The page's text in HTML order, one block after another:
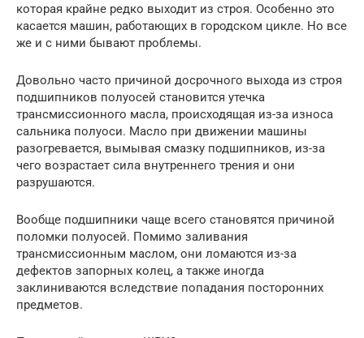
которая крайне редко выходит из строя. Особенно это
касается машин, работающих в городском цикле. Но все
же и с ними бывают проблемы.
Довольно часто причиной досрочного выхода из строя
подшипников полуосей становится утечка
трансмиссионного масла, происходящая из-за износа
сальника полуоси. Масло при движении машины
разогревается, вымывая смазку подшипников, из-за
чего возрастает сила внутреннего трения и они
разрушаются.
Вообще подшипники чаще всего становятся причиной
поломки полуосей. Помимо заливания
трансмиссионным маслом, они ломаются из-за
дефектов запорных колец, а также иногда
заклиниваются вследствие попадания посторонних
предметов.